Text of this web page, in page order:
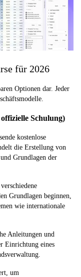
für 2026
Optionen dar. Jeder
Schulung)
kostenlose
die Erstellung von
Grundlagen der
Grundlagen beginnen,
wie internationale
Anleitungen und
Einrichtung eines
um